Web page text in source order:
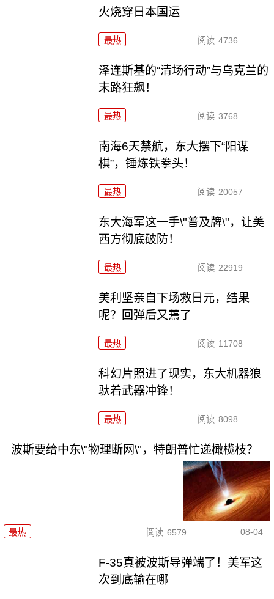
火烧穿日本国运
最热 阅读 4736
泽连斯基的“清场行动”与乌克兰的
末路狂飙！
最热 阅读 3768
南海6天禁航，东大摆下“阳谋
棋”，锤炼铁拳头！
最热 阅读 20057
东大海军这一手\"普及牌\"，让美
西方彻底破防！
最热 阅读 22919
美利坚亲自下场救日元，结果
呢？回弹后又蔫了
最热 阅读 11708
科幻片照进了现实，东大机器狼
驮着武器冲锋！
最热 阅读 8098
波斯要给中东\"物理断网\"，特朗普忙递橄榄枝？
最热 阅读 6579 08-04
F-35真被波斯导弹端了！美军这
次到底输在哪